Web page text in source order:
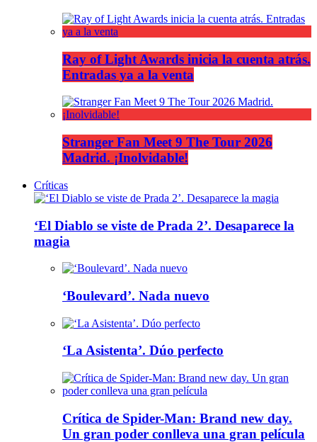
Ray of Light Awards inicia la cuenta atrás.
Entradas ya a la venta
Stranger Fan Meet 9 The Tour 2026
Madrid. ¡Inolvidable!
Críticas
‘El Diablo se viste de Prada 2’. Desaparece la
magia
‘Boulevard’. Nada nuevo
‘La Asistenta’. Dúo perfecto
Crítica de Spider-Man: Brand new day.
Un gran poder conlleva una gran película